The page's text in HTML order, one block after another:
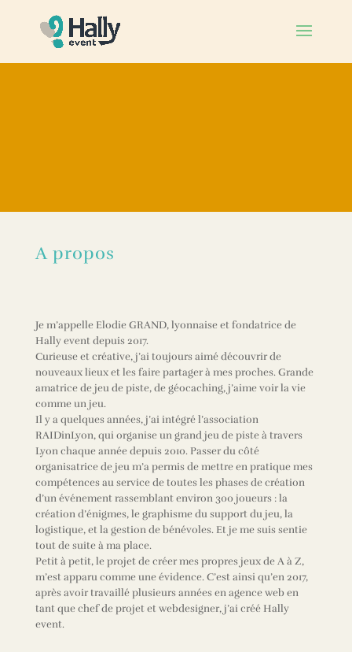
A propos
Je m’appelle Elodie GRAND, lyonnaise et fondatrice de
Hally event depuis 2017.
Curieuse et créative, j’ai toujours aimé découvrir de
nouveaux lieux et les faire partager à mes proches. Grande
amatrice de jeu de piste, de géocaching, j’aime voir la vie
comme un jeu.
Il y a quelques années, j’ai intégré l’association
RAIDinLyon, qui organise un grand jeu de piste à travers
Lyon chaque année depuis 2010. Passer du côté
organisatrice de jeu m’a permis de mettre en pratique mes
compétences au service de toutes les phases de création
d’un événement rassemblant environ 300 joueurs : la
création d’énigmes, le graphisme du support du jeu, la
logistique, et la gestion de bénévoles. Et je me suis sentie
tout de suite à ma place.
Petit à petit, le projet de créer mes propres jeux de A à Z,
m’est apparu comme une évidence. C’est ainsi qu’en 2017,
après avoir travaillé plusieurs années en agence web en
tant que chef de projet et webdesigner, j’ai créé Hally
event.